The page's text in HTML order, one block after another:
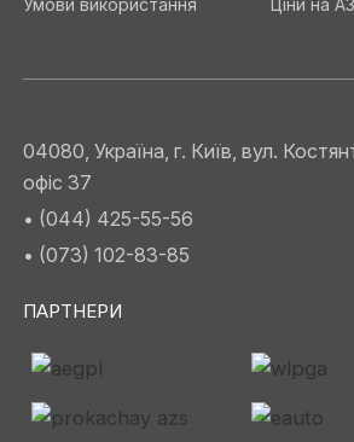
Умови використання
Ціни на
04080, Україна, г. Київ, вул.
офіс 37
• (044) 425-55-56
• (073) 102-83-85
ПАРТНЕРИ